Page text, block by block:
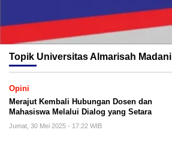
Topik Universitas Almarisah Madani
Opini
Merajut Kembali Hubungan Dosen dan
Mahasiswa Melalui Dialog yang Setara
Jumat, 30 Mei 2025 - 17:22 WIB